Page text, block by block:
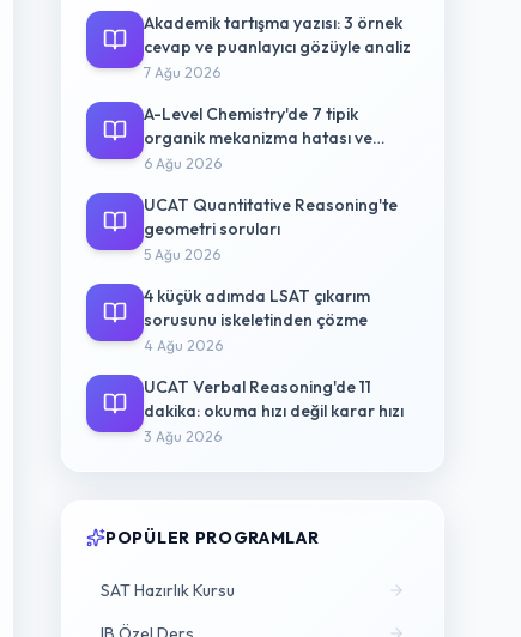
Akademik tartışma yazısı: 3 örnek
cevap ve puanlayıcı gözüyle analiz
7 Ağu 2026
A-Level Chemistry'de 7 tipik
organik mekanizma hatası ve
düzeltme yolu
6 Ağu 2026
UCAT Quantitative Reasoning'te
geometri soruları
5 Ağu 2026
4 küçük adımda LSAT çıkarım
sorusunu iskeletinden çözme
4 Ağu 2026
UCAT Verbal Reasoning'de 11
dakika: okuma hızı değil karar hızı
3 Ağu 2026
POPÜLER PROGRAMLAR
SAT Hazırlık Kursu